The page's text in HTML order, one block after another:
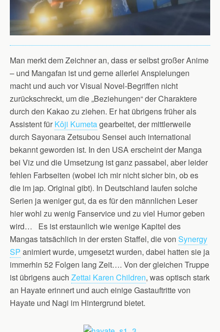
Man merkt dem Zeichner an, dass er selbst großer Anime
– und Mangafan ist und gerne allerlei Anspielungen
macht und auch vor Visual Novel-Begriffen nicht
zurückschreckt, um die „Beziehungen“ der Charaktere
durch den Kakao zu ziehen. Er hat übrigens früher als
Assistent für Kôji Kumetagearbeitet, der mittlerweile
durch Sayonara Zetsubou Sensei auch international
bekannt geworden ist. In den USA erscheint der Manga
bei Viz und die Umsetzung ist ganz passabel, aber leider
fehlen Farbseiten (wobei ich mir nicht sicher bin, ob es
die im jap. Original gibt). In Deutschland laufen solche
Serien ja weniger gut, da es für den männlichen Leser
hier wohl zu wenig Fanservice und zu viel Humor geben
wird… Es ist erstaunlich wie wenige Kapitel des
Mangas tatsächlich in der ersten Staffel, die von Synergy
SP animiert wurde, umgesetzt wurden, dabei hatten sie ja
immerhin 52 Folgen lang Zeit…. Von der gleichen Truppe
ist übrigens auch Zettai Karen Children, was optisch stark
an Hayate erinnert und auch einige Gastauftritte von
Hayate und Nagi im Hintergrund bietet.